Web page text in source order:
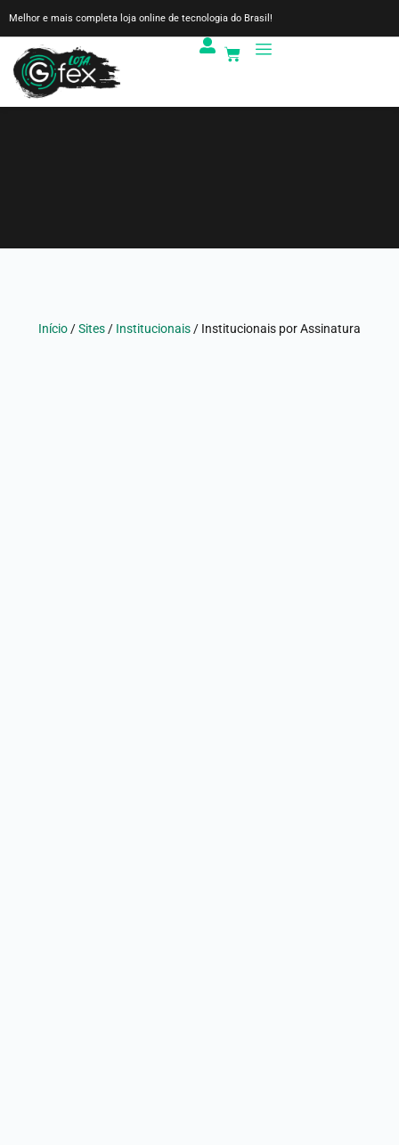
Melhor e mais completa loja online de tecnologia do Brasil!
Início /Sites / Institucionais / Institucionais por Assinatura